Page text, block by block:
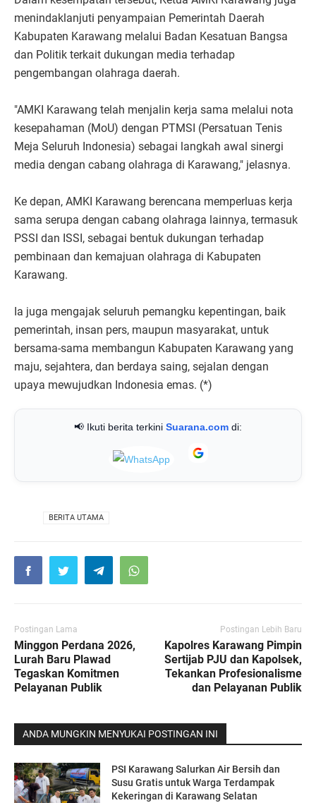
menindaklanjuti penyampaian Pemerintah Daerah
Kabupaten Karawang melalui Badan Kesatuan Bangsa
dan Politik terkait dukungan media terhadap
pengembangan olahraga daerah.
"AMKI Karawang telah menjalin kerja sama melalui nota
kesepahaman (MoU) dengan PTMSI (Persatuan Tenis
Meja Seluruh Indonesia) sebagai langkah awal sinergi
media dengan cabang olahraga di Karawang," jelasnya.
Ke depan, AMKI Karawang berencana memperluas kerja
sama serupa dengan cabang olahraga lainnya, termasuk
PSSI dan ISSI, sebagai bentuk dukungan terhadap
pembinaan dan kemajuan olahraga di Kabupaten
Karawang.
Ia juga mengajak seluruh pemangku kepentingan, baik
pemerintah, insan pers, maupun masyarakat, untuk
bersama-sama membangun Kabupaten Karawang yang
maju, sejahtera, dan berdaya saing, sejalan dengan
upaya mewujudkan Indonesia emas. (*)
📢 Ikuti berita terkini Suarana.com di:
BERITA UTAMA
Postingan Lama
Minggon Perdana 2026,
Lurah Baru Plawad
Tegaskan Komitmen
Pelayanan Publik
Postingan Lebih Baru
Kapolres Karawang Pimpin
Sertijab PJU dan Kapolsek,
Tekankan Profesionalisme
dan Pelayanan Publik
ANDA MUNGKIN MENYUKAI POSTINGAN INI
PSI Karawang Salurkan Air Bersih dan
Susu Gratis untuk Warga Terdampak
Kekeringan di Karawang Selatan